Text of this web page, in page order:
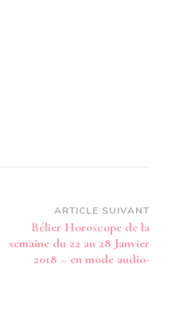
ARTICLE SUIVANT
Bélier Horoscope de la
semaine du 22 au 28 Janvier
2018 – en mode audio-